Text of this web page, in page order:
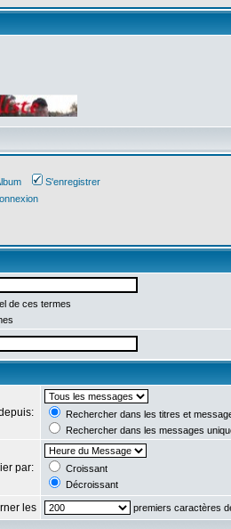
S'enregistrer
de ces termes
Rechercher dans les titres et
Rechercher dans les messages
par:
Croissant
Décroissant
les premiers caractères